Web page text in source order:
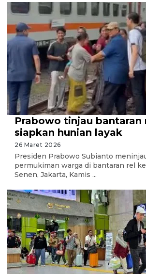
Prabowo tinjau bantaran
siapkan hunian layak
26 Maret 2026
Presiden Prabowo Subianto
permukiman warga di bantaran rel
Senen, Jakarta, Kamis ...